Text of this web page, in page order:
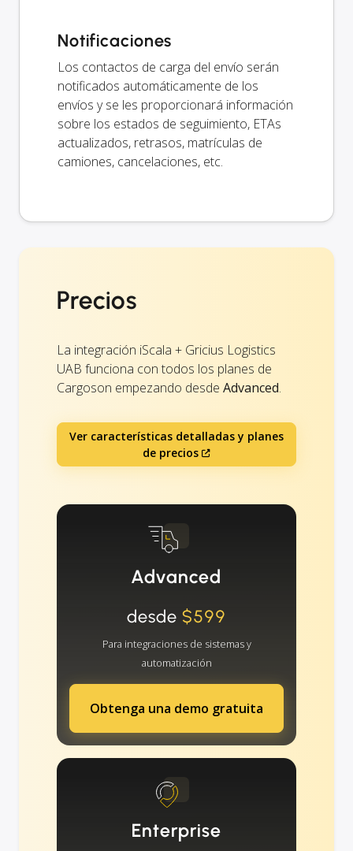
Notificaciones
Los contactos de carga del envío serán
notificados automáticamente de los
envíos y se les proporcionará información
sobre los estados de seguimiento, ETAs
actualizados, retrasos, matrículas de
camiones, cancelaciones, etc.
Precios
La integración iScala + Gricius Logistics
UAB funciona con todos los planes de
Cargoson empezando desde Advanced.
Ver características detalladas y planes
de precios
Advanced
desde $599
Para integraciones de sistemas y
automatización
Obtenga una demo gratuita
Enterprise